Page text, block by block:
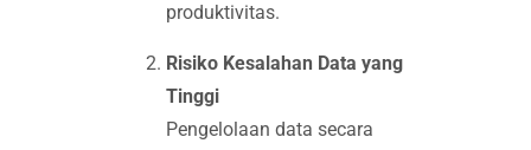
produktivitas.
Risiko Kesalahan Data yang
Tinggi
Pengelolaan data secara